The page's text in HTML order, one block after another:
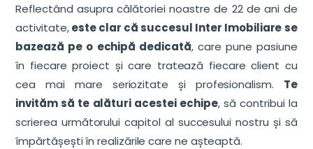
Reflectând asupra călătoriei noastre de 22 de ani de
activitate,este clar că succesul Inter Imobiliare se
bazează pe o echipă dedicată, care pune pasiune
în fiecare proiect și care tratează fiecare client cu
cea mai mare seriozitate și profesionalism. Te
invităm să te alături acestei echipe, să contribui la
scrierea următorului capitol al succesului nostru și să
împărtășești în realizările care ne așteaptă.